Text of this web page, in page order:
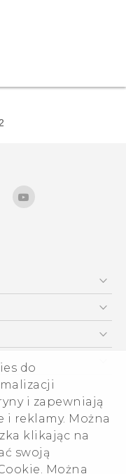
do
i zapewniają
reklamy. Można
klikając na
swoją
Można
i
guide